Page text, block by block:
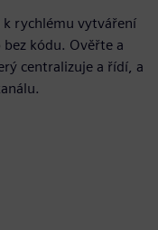
rychlému vytváření
kódu. Ověřte a
centralizuje a řídí, a